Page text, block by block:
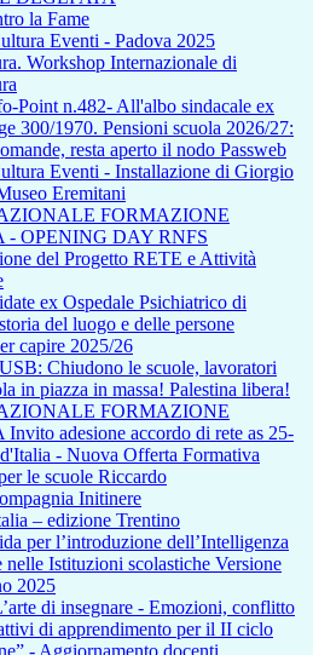
la Fame
Eventi - Padova 2025
Workshop Internazionale di
Point n.482- All'albo sindacale ex
300/1970. Pensioni scuola 2026/27:
resta aperto il nodo Passweb
Eventi - Installazione di Giorgio
Eremitani
FORMAZIONE
- OPENING DAY RNFS
del Progetto RETE e Attività
ex Ospedale Psichiatrico di
del luogo e delle persone
capire 2025/26
Chiudono le scuole, lavoratori
in piazza in massa! Palestina libera!
FORMAZIONE
adesione accordo di rete as 25-
- Nuova Offerta Formativa
le scuole Riccardo
Initinere
– edizione Trentino
per l’introduzione dell’Intelligenza
Istituzioni scolastiche Versione
2025
di insegnare - Emozioni, conflitto
di apprendimento per il II ciclo